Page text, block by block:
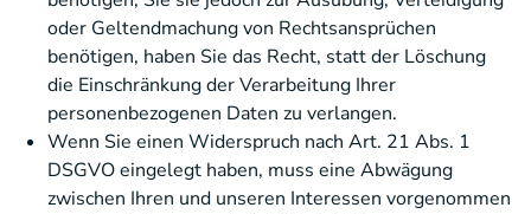
oder Geltendmachung von Rechtsansprüchen
benötigen, haben Sie das Recht, statt der Löschung
die Einschränkung der Verarbeitung Ihrer
personenbezogenen Daten zu verlangen.
Wenn Sie einen Widerspruch nach Art. 21 Abs. 1
DSGVO eingelegt haben, muss eine Abwägung
zwischen Ihren und unseren Interessen vorgenommen